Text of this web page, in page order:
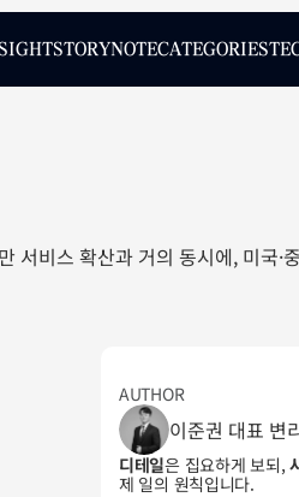
STORYNOTECATEGORIES
비스 확산과 거의 동시에, 미국·
AUTHOR
이준권 대표 변
디테일은 집요하게 보되,
제 일의 원칙입니다.